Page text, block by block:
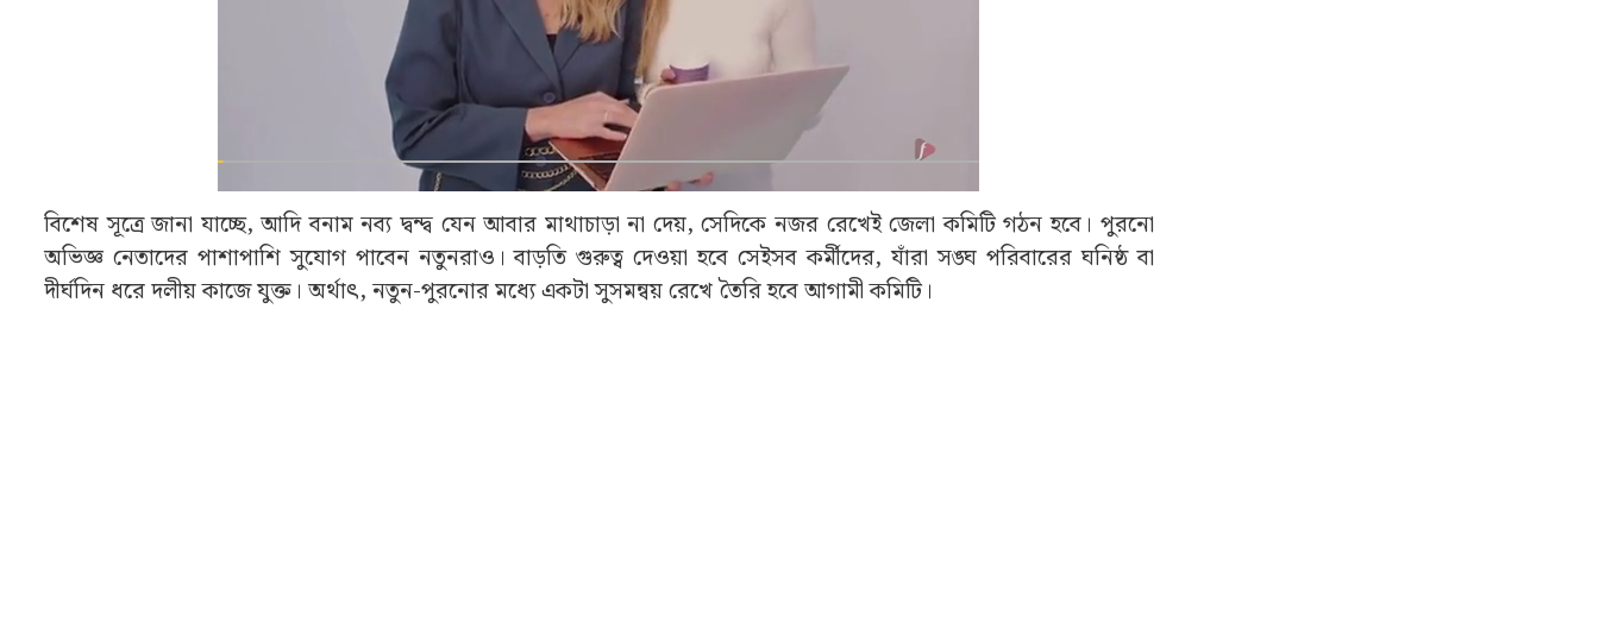
এই বৈঠকে রাজ্যের সাতটি মোর্চা, যেমন যুব মোর্চা, মহিলা মোর্চা, তফসিলি জাতি ও উপজাতি মোর্চা, কিষাণ মোর্চা এবং ওবিসি মোর্চার
সঙ্গেও পৃথকভাবে আলোচনায় বসা হয়। মূল লক্ষ্য ছিল সব পক্ষকে নিয়ে ভারসাম্য বজায় রেখে জেলা কমিটি তৈরি করা।
Advertisement